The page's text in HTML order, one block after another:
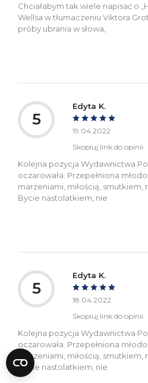
Chciałabym tak wiele napisać o
Wellsa w tłumaczeniu Viktora
próby ubrania w słowa,
5
Edyta K.
19.04.2022
Skopiuj link do opinii
Kolejna pozycja Wydawnictwa
oczarowała. Przepełniona
marzeniami, miłością, smutkiem,
Bycie nastolatkiem, nie
5
Edyta K.
18.04.2022
Skopiuj link do opinii
Kolejna pozycja Wydawnictwa
oczarowała. Przepełniona
marzeniami, miłością,
Bycie nastolatkiem, nie